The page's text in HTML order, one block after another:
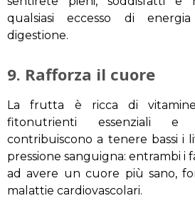
qualsiasi
eccesso di energia
digestione.
9. Rafforza il cuore
La frutta è ricca di vitamine
fitonutrienti
essenziali e
contribuiscono a tenere bassi i
pressione sanguigna: entrambi i
ad avere un cuore più sano,
malattie cardiovascolari.